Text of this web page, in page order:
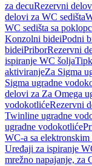
za decuRezervni
delovi za WC sedišta
WC sedišta sa
Konzolni bideiPodni
bideiPriborRezervni
ispiranje WC šolja
aktiviranjeZa Sigma
Sigma ugradne
delovi za Za Omega
vodokotlićeRezervni
Twinline ugradne
ugradne vodokotliće
WC-a sa
Uređaji za ispiranje
mrežno napajanje, za